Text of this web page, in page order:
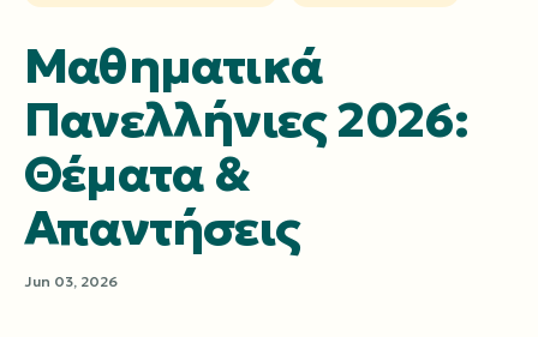
Μαθηματικά
Πανελλήνιες 2026:
Θέματα &
Απαντήσεις
Jun 03, 2026